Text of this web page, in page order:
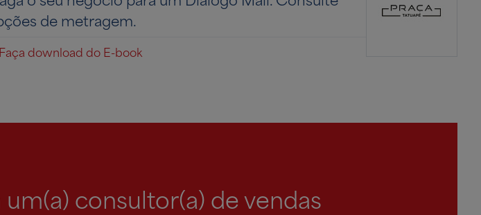
de metragem.
Faça download do E-book
um(a) consultor(a) de vendas